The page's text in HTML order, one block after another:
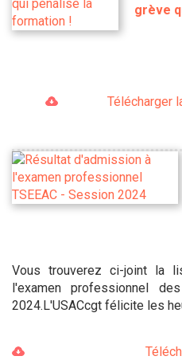
grève
Télécharger
Vous trouverez ci-joint la
l'examen professionnel
2024.L'USACcgt félicite les